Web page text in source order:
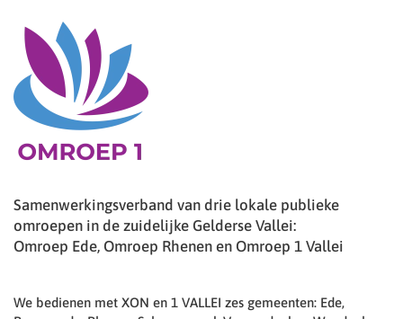
Samenwerkingsverband van drie lokale publieke
omroepen in de zuidelijke Gelderse Vallei:
Omroep Ede, Omroep Rhenen en Omroep 1 Vallei
We bedienen met XON en 1 VALLEI zes gemeenten: Ede,